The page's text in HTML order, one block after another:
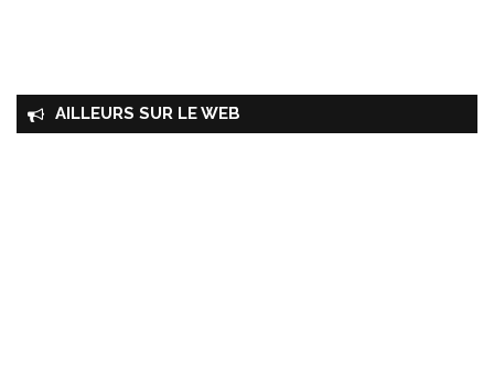
AILLEURS SUR LE WEB